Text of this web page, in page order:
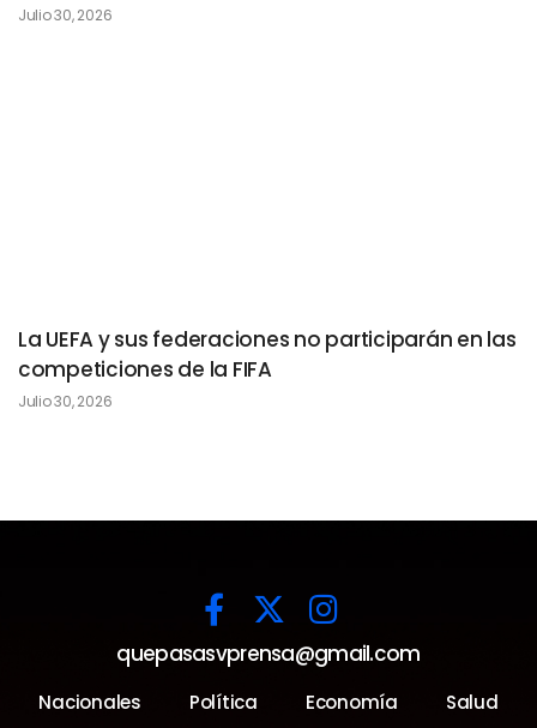
Julio 30, 2026
La UEFA y sus federaciones no participarán en las
competiciones de la FIFA
Julio 30, 2026
quepasasvprensa@gmail.com
Nacionales Política Economía Salud